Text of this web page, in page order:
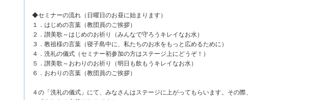
◆セミナーの流れ（日曜日のお昼に始まります）
１．はじめの言葉（教団員のご挨拶）
２．讃美歌～はじめのお祈り（みんなで守ろうキレイなお水）
３．教祖様の言葉（寝子島中に、私たちのお水をもっと広めるために）
４．洗礼の儀式（セミナー初参加の方はステージ上にどうぞ！）
５．讃美歌～おわりのお祈り（明日も飲もうキレイなお水）
６．おわりの言葉（教団員のご挨拶）
４の「洗礼の儀式」にて、みなさんはステージに上がってもらいます。その際、